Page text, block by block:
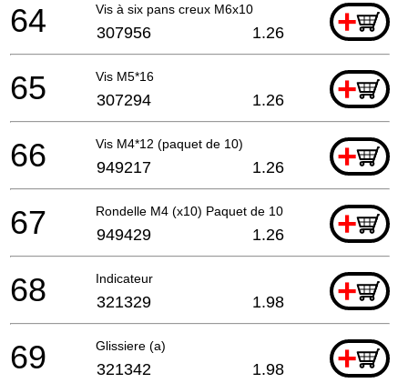
Vis à six pans creux M6x10 +
64 307956 1.26
Vis M5*16 +
65 307294 1.26
Vis M4*12 (paquet de 10) +
66 949217 1.26
Rondelle M4 (x10) Paquet de 10 +
67 949429 1.26
Indicateur +
68 321329 1.98
Glissiere (a) +
69 321342 1.98